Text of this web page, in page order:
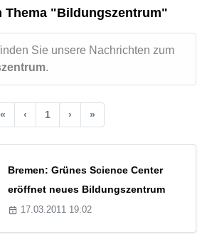
Thema "Bildungszentrum"
Sie unsere Nachrichten zum
.
« ‹ 1 › »
Bremen: Grünes Science Center
eröffnet neues Bildungszentrum
17.03.2011 19:02